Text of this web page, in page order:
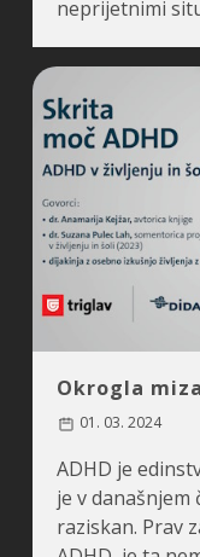
neprijetnimi
Okrogla
01. 03. 2024
ADHD je
je v današnjem
raziskan. Prav